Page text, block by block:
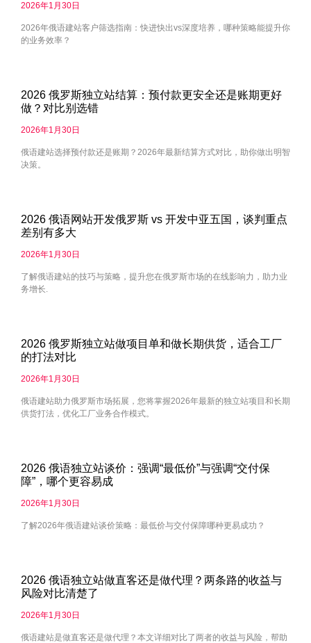
2026年1月30日
2026年俄语建站客户筛选指南：快进快出vs深度培养，哪种策略能提升你
的业务效率？
2026 俄罗斯独立站结算：预付款更安全还是账期更好
做？对比别选错
2026年1月30日
俄语建站选择预付款还是账期？2026年最新结算方式对比，助你做出明智
决策。
2026 俄语网站开发俄罗斯 vs 开发中亚五国，谈判重点
差别有多大
2026年1月30日
了解俄语建站的技巧与策略，提升您在俄罗斯市场的在线影响力，助力业
务增长.
2026 俄罗斯独立站做项目单和做长期供货，适合工厂
的打法对比
2026年1月30日
俄语建站助力俄罗斯市场拓展，您将掌握2026年最新的独立站项目和长期
供货打法，优化工厂业务合作模式。
2026 俄语独立站谈价：强调“最低价”与强调“交付保
障”，哪个更容易成
2026年1月30日
了解2026年俄语建站谈价策略：最低价与交付保障哪种更易成功？
2026 俄语独立站做直客还是做代理？两条路的收益与
风险对比清楚了
2026年1月30日
俄语建站是做直客还是做代理？本文详细对比了两者的收益与风险，帮助